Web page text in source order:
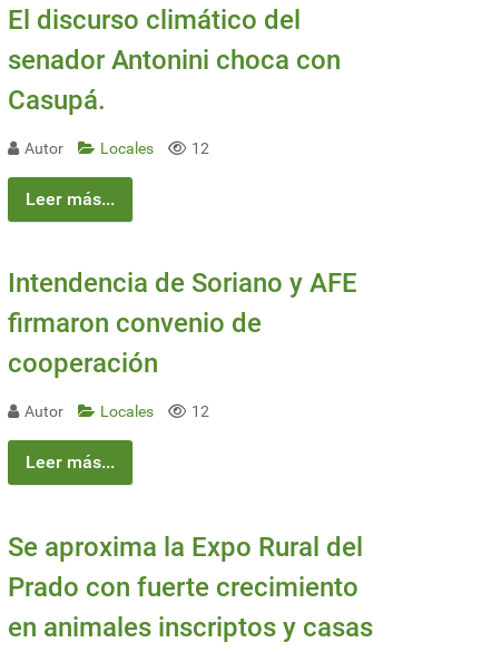
El discurso climático del
senador Antonini choca con
Casupá.
Autor Locales 12
Leer más...
Intendencia de Soriano y AFE
firmaron convenio de
cooperación
Autor Locales 12
Leer más...
Se aproxima la Expo Rural del
Prado con fuerte crecimiento
en animales inscriptos y casas